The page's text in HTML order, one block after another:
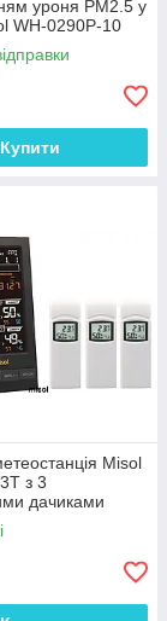
уроня PM2.5 у
WH-0290P-10
Купити
Misol
з 3
дачиками